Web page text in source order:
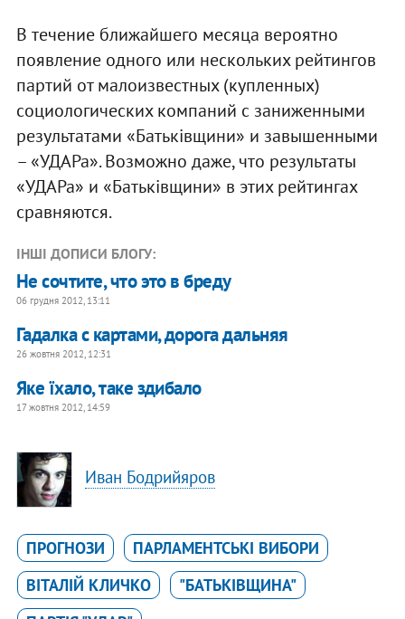
В течение ближайшего месяца вероятно
появление одного или нескольких рейтингов
партий от малоизвестных (купленных)
социологических компаний с заниженными
результатами «Батьківщини» и завышенными
– «УДАРа». Возможно даже, что результаты
«УДАРа» и «Батьківщини» в этих рейтингах
сравняются.
ІНШІ ДОПИСИ БЛОГУ:
Не сочтите, что это в бреду
06 грудня 2012, 13:11
Гадалка с картами, дорога дальняя
26 жовтня 2012, 12:31
Яке їхало, таке здибало
17 жовтня 2012, 14:59
Иван Бодрийяров
ПРОГНОЗИ
ПАРЛАМЕНТСЬКІ ВИБОРИ
ВІТАЛІЙ КЛИЧКО
"БАТЬКІВЩИНА"